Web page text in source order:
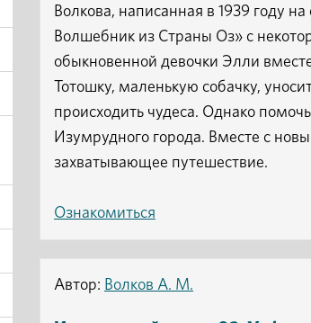
Волкова, написанная в 1939 году
Волшебник из Страны Оз» с
обыкновенной девочки Элли
Тотошку, маленькую собачку,
происходить чудеса. Однако
Изумрудного города. Вместе с
захватывающее путешествие.
Ознакомиться
Автор: Волков А. М.